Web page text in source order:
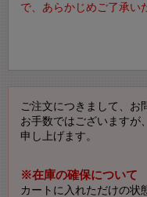
で、あらかじめご了承い
ご注文につきまして、お
お手数ではございますが
申し上げます。
※在庫の確保について
カートに入れただけの状